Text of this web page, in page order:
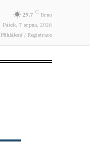
29.7 C Brno
Pátek, 7 srpna, 2026
Přihlášení / Registrace